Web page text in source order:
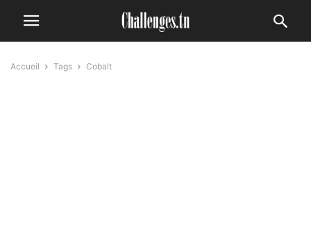
Accueil Tags Cobalt